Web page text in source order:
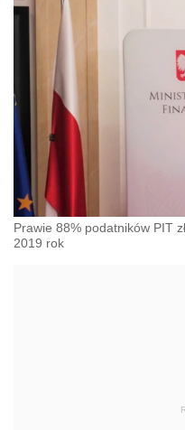
Prawie 88% podatników PIT
2019 rok